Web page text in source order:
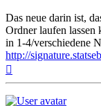
Das neue darin ist,
Ordner laufen lassen
in 1-4/verschiedene
http://